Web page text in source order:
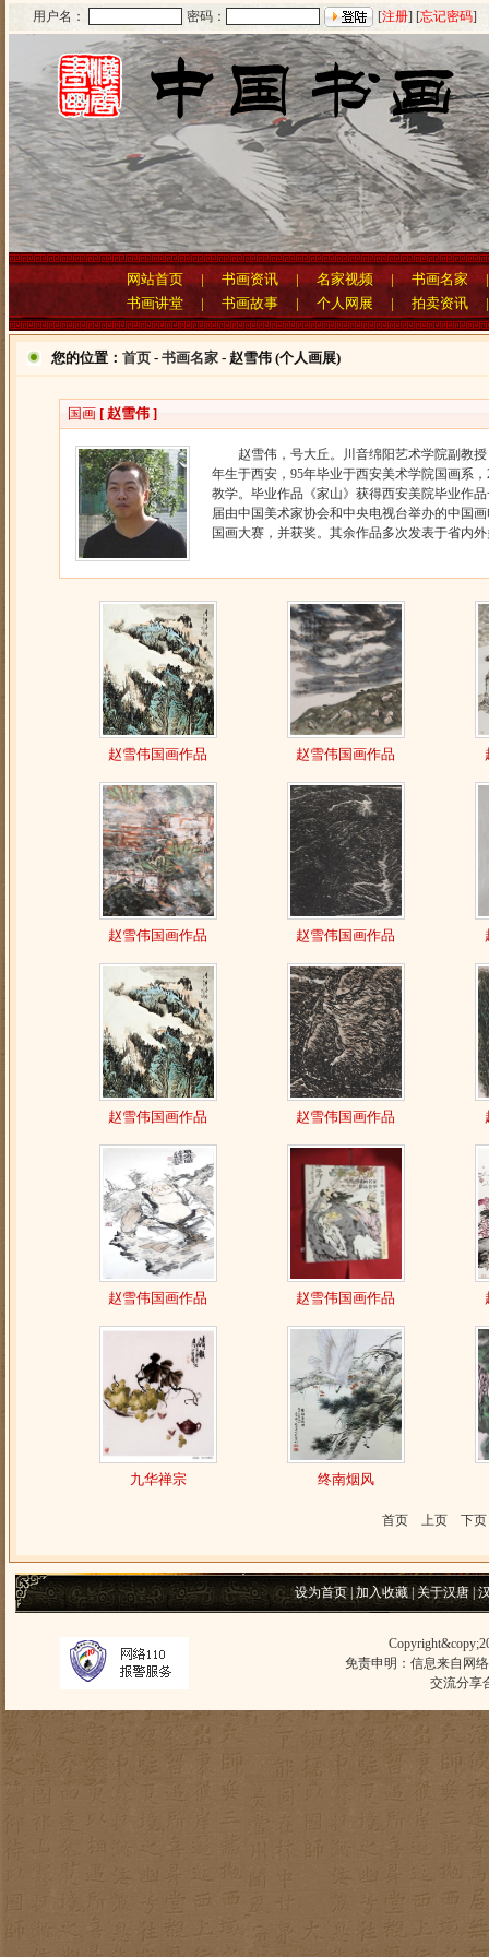
用户名： 密码： [注册] [忘记密码]
网站首页 |书画资讯 |名家视频 |书画名家
书画讲堂
| 书画故事 | 个人网展 | 拍卖资讯
您的位置： 首页 - 书画名家 - 赵雪伟 (个人画展)
国画 [ 赵雪伟 ]
赵雪伟，号大丘。川音绵阳艺术学院副教授
年生于西安，95年毕业于西安美术学院国画系
教学。毕业作品《家山》获得西安美院毕业作
届由中国美术家协会和中央电视台举办的中国
国画大赛，并获奖。其余作品多次发表于省内
赵雪伟国画作品 赵雪伟国画作品
赵雪伟国画作品 赵雪伟国画作品
赵雪伟国画作品 赵雪伟国画作品
赵雪伟国画作品 赵雪伟国画作品
九华禅宗 终南烟风
首页 上页 下
设为首页 加入收藏 关于汉唐
免责申明：信息来自网
交流分享